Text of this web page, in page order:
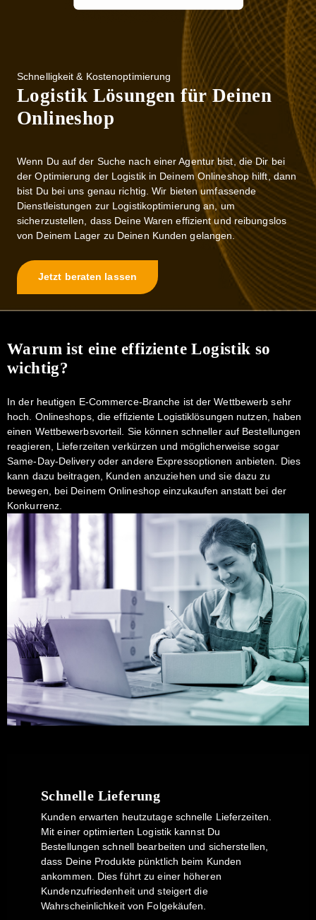
Schnelligkeit & Kostenoptimierung
Logistik Lösungen für Deinen
Onlineshop
Wenn Du auf der Suche nach einer Agentur bist, die Dir bei
der Optimierung der Logistik in Deinem Onlineshop hilft, dann
bist Du bei uns genau richtig. Wir bieten umfassende
Dienstleistungen zur Logistikoptimierung an, um
sicherzustellen, dass Deine Waren effizient und reibungslos
von Deinem Lager zu Deinen Kunden gelangen.
Jetzt beraten lassen
Warum ist eine effiziente Logistik so
wichtig?
In der heutigen E-Commerce-Branche ist der Wettbewerb sehr
hoch. Onlineshops, die effiziente Logistiklösungen nutzen, haben
einen Wettbewerbsvorteil. Sie können schneller auf Bestellungen
reagieren, Lieferzeiten verkürzen und möglicherweise sogar
Same-Day-Delivery oder andere Expressoptionen anbieten. Dies
kann dazu beitragen, Kunden anzuziehen und sie dazu zu
bewegen, bei Deinem Onlineshop einzukaufen anstatt bei der
Konkurrenz.
Schnelle Lieferung
Kunden erwarten heutzutage schnelle Lieferzeiten.
Mit einer optimierten Logistik kannst Du
Bestellungen schnell bearbeiten und sicherstellen,
dass Deine Produkte pünktlich beim Kunden
ankommen. Dies führt zu einer höheren
Kundenzufriedenheit und steigert die
Wahrscheinlichkeit von Folgekäufen.